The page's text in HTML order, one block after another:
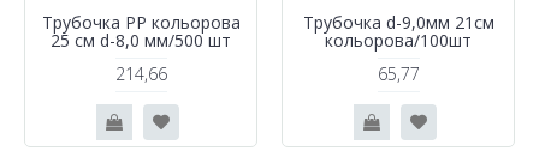
Трубочка PP кольорова
25 см d-8,0 мм/500 шт
214,66
Трубочка d-9,0мм 21см
кольорова/100шт
65,77